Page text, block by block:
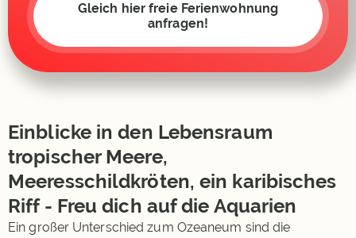
Gleich hier freie Ferienwohnung
anfragen!
Einblicke in den Lebensraum
tropischer Meere,
Meeresschildkröten, ein karibisches
Riff - Freu dich auf die Aquarien
Ein großer Unterschied zum Ozeaneum sind die